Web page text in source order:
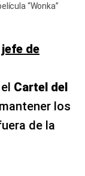
“Wonka”
de
Cartel del
los
de la